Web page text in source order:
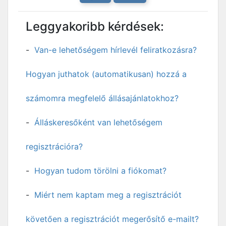
Leggyakoribb kérdések:
Van-e lehetőségem hírlevél feliratkozásra?
Hogyan juthatok (automatikusan) hozzá a
számomra megfelelő állásajánlatokhoz?
Álláskeresőként van lehetőségem
regisztrációra?
Hogyan tudom törölni a fiókomat?
Miért nem kaptam meg a regisztrációt
követően a regisztrációt megerősítő e-mailt?